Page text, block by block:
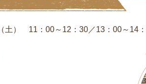
土） 11：00～12：30／13：00～14